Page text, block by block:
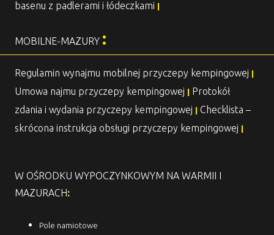
basenu z padlerami i łódeczkami |
MOBILNE-MAZURY :
Regulamin wynajmu mobilnej przyczepy kempingowej
Umowa najmu przyczepy kempingowej
Protokół
zdania i wydania przyczepy kempingowej
Checklista –
skrócona instrukcja obsługi przyczepy kempingowej
W OŚRODKU WYPOCZYNKOWYM NA WARMII I
MAZURACH:
Pole namiotowe